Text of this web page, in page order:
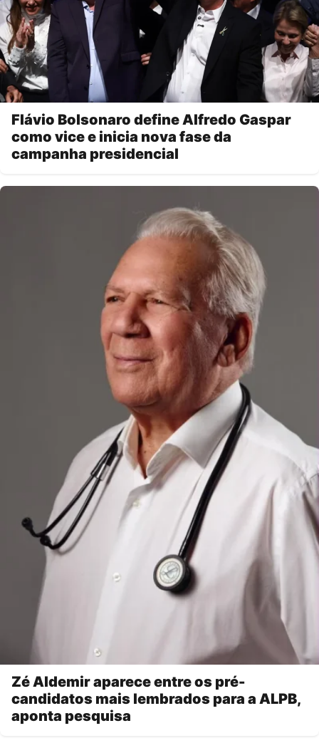
Flávio Bolsonaro define Alfredo Gaspar
como vice e inicia nova fase da
campanha presidencial
Zé Aldemir aparece entre os pré-
candidatos mais lembrados para a ALPB,
aponta pesquisa